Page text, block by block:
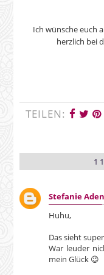
Ich wünsche euch
herzlich bei
TEILEN:
Stefanie Aden
Huhu,
Das sieht
War leuder
mein Glück 😉